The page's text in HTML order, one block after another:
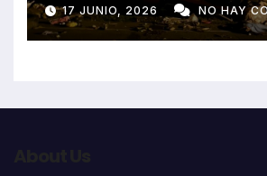
que impactó contra
17 JUNIO, 2026 NO HAY